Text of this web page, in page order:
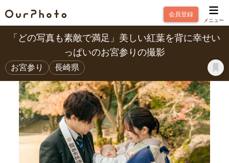
会員登録
メニュー
「どの写真も素敵で満足」美しい紅葉を背に幸せい
っぱいのお宮参りの撮影
お宮参り 長崎県